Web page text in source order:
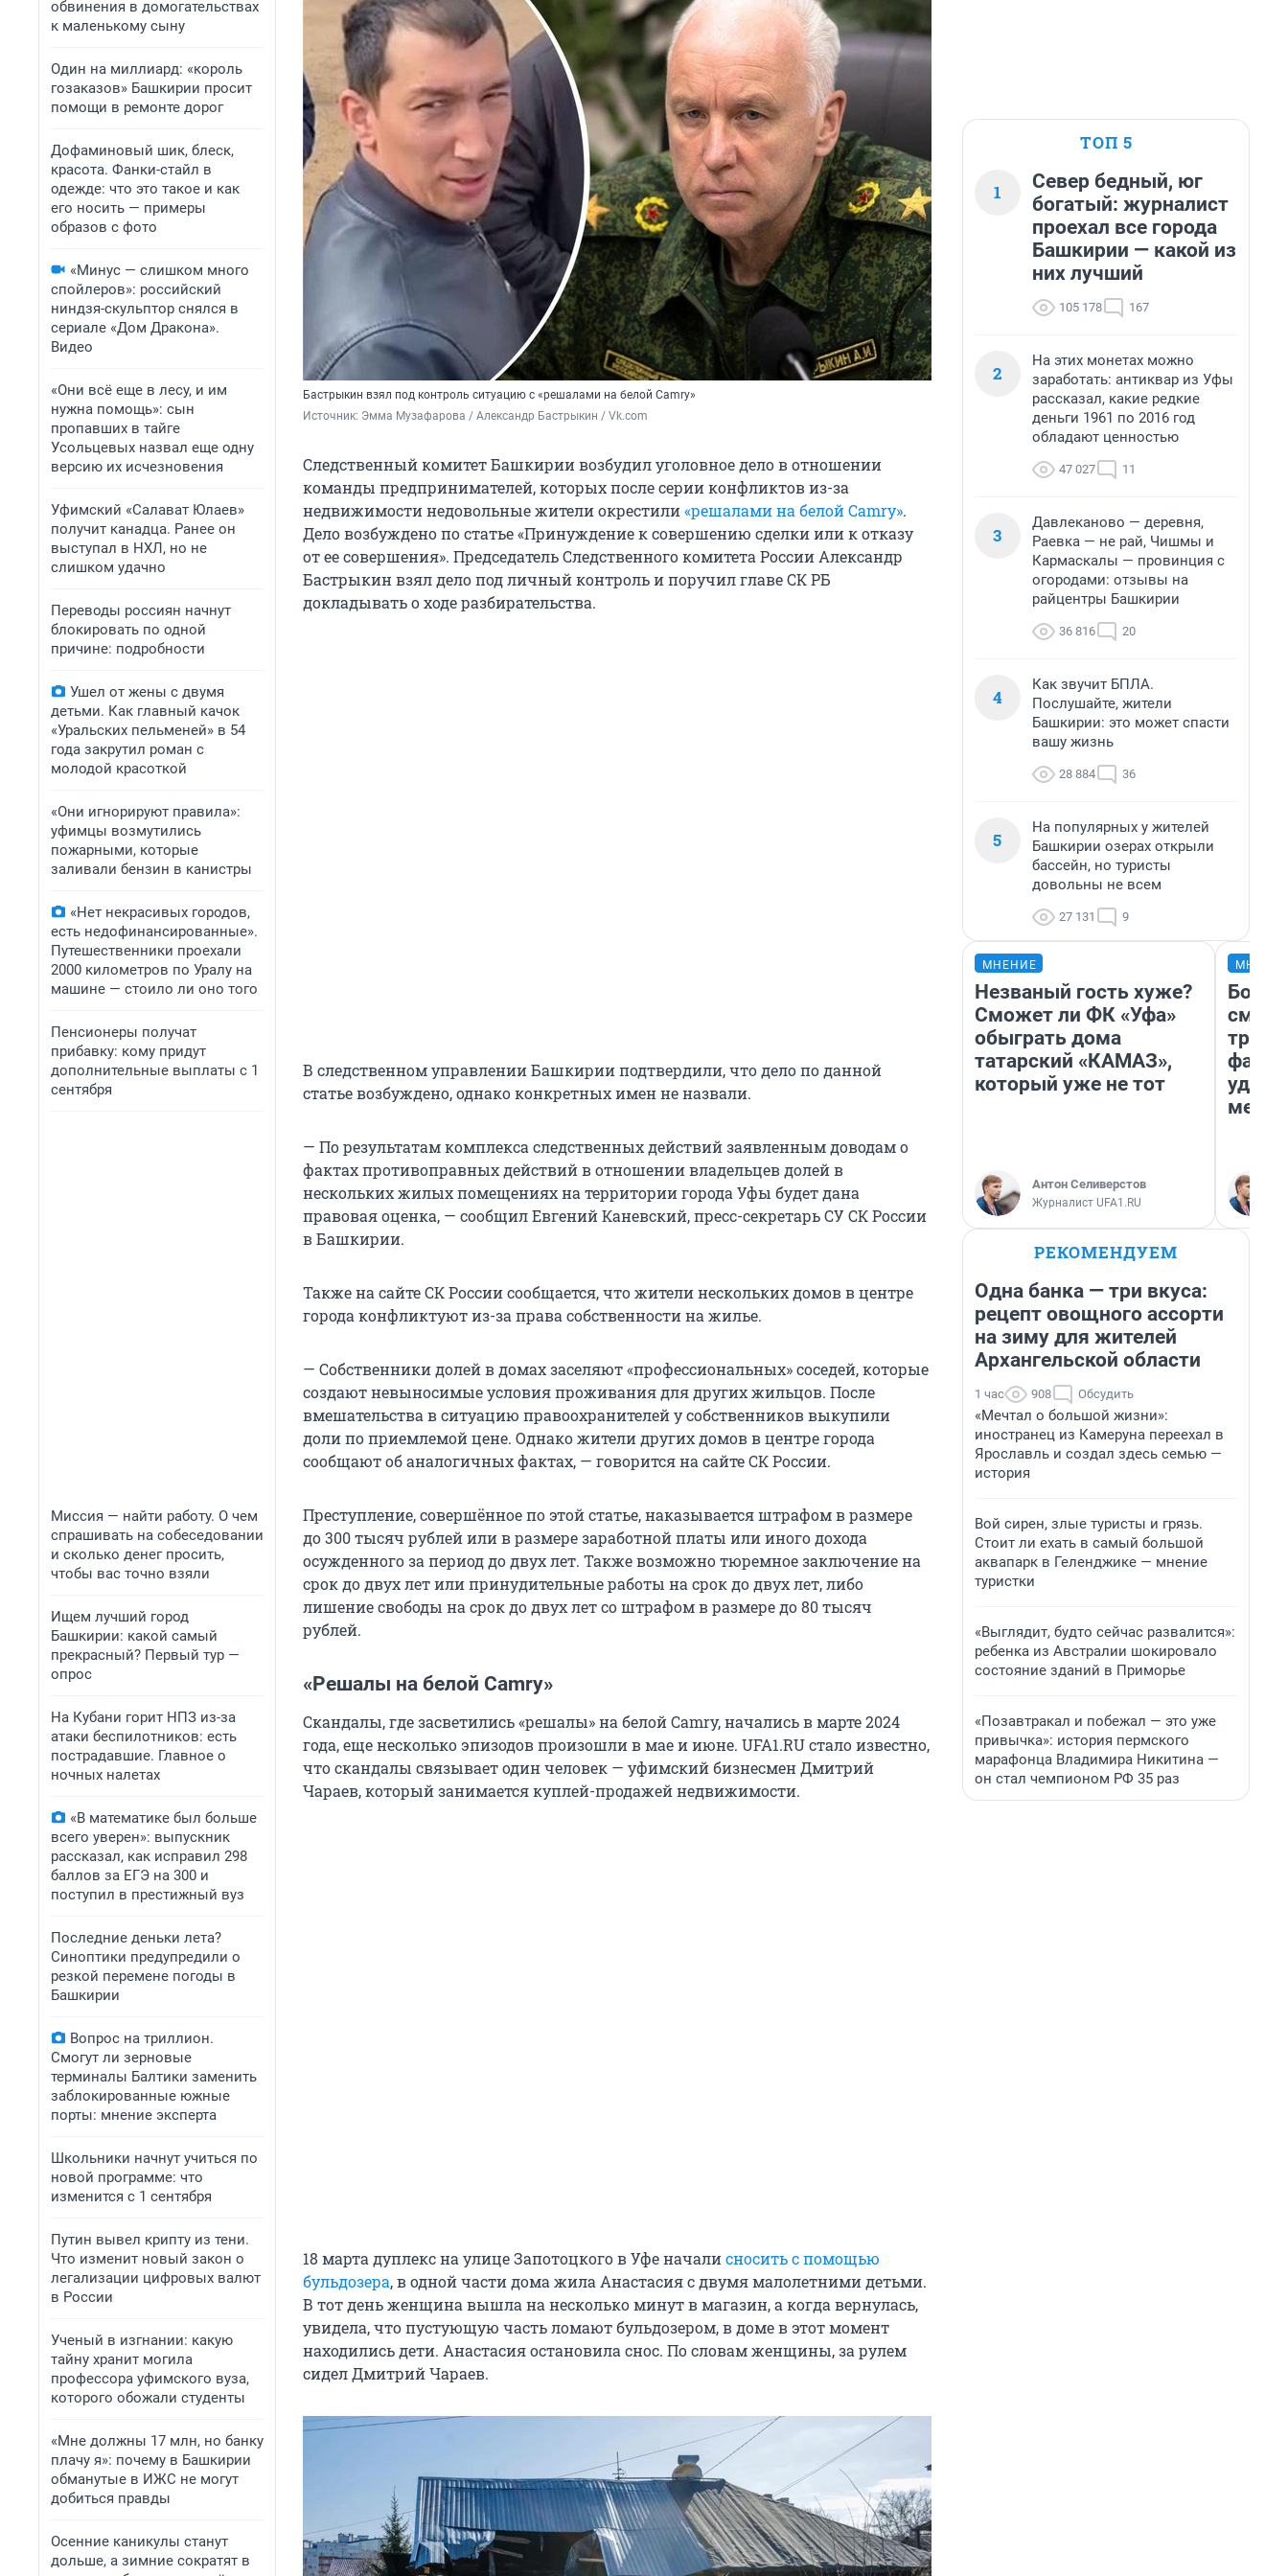
обвинения в домогательствах
к маленькому сыну
Один на миллиард: «король
гозаказов» Башкирии просит
помощи в ремонте дорог
Дофаминовый шик, блеск,
красота. Фанки-стайл в
одежде: что это такое и как
его носить — примеры
образов с фото
«Минус — слишком много
спойлеров»: российский
ниндзя-скульптор снялся в
сериале «Дом Дракона».
Видео
«Они всё еще в лесу, и им
нужна помощь»: сын
пропавших в тайге
Усольцевых назвал еще одну
версию их исчезновения
Уфимский «Салават Юлаев»
получит канадца. Ранее он
выступал в НХЛ, но не
слишком удачно
Переводы россиян начнут
блокировать по одной
причине: подробности
Ушел от жены с двумя
детьми. Как главный качок
«Уральских пельменей» в 54
года закрутил роман с
молодой красоткой
«Они игнорируют правила»:
уфимцы возмутились
пожарными, которые
заливали бензин в канистры
«Нет некрасивых городов,
есть недофинансированные».
Путешественники проехали
2000 километров по Уралу на
машине — стоило ли оно того
Пенсионеры получат
прибавку: кому придут
дополнительные выплаты с 1
сентября
Миссия — найти работу. О чем
спрашивать на собеседовании
и сколько денег просить,
чтобы вас точно взяли
Ищем лучший город
Башкирии: какой самый
прекрасный? Первый тур —
опрос
На Кубани горит НПЗ из-за
атаки беспилотников: есть
пострадавшие. Главное о
ночных налетах
«В математике был больше
всего уверен»: выпускник
рассказал, как исправил 298
баллов за ЕГЭ на 300 и
поступил в престижный вуз
Последние деньки лета?
Синоптики предупредили о
резкой перемене погоды в
Башкирии
Вопрос на триллион.
Смогут ли зерновые
терминалы Балтики заменить
заблокированные южные
порты: мнение эксперта
Школьники начнут учиться по
новой программе: что
изменится с 1 сентября
Путин вывел крипту из тени.
Что изменит новый закон о
легализации цифровых валют
в России
Ученый в изгнании: какую
тайну хранит могила
профессора уфимского вуза,
которого обожали студенты
«Мне должны 17 млн, но банку
плачу я»: почему в Башкирии
обманутые в ИЖС не могут
добиться правды
Осенние каникулы станут
дольше, а зимние сократят в
Бастрыкин взял под контроль ситуацию с «решалами на белой Camry»
Источник: Эмма Музафарова / Александр Бастрыкин / Vk.com
Следственный комитет Башкирии возбудил уголовное дело в отношении
команды предпринимателей, которых после серии конфликтов из-за
недвижимости недовольные жители окрестили«решалами на белой Camry».
Дело возбуждено по статье «Принуждение к совершению сделки или к отказу
от ее совершения». Председатель Следственного комитета России Александр
Бастрыкин взял дело под личный контроль и поручил главе СК РБ
докладывать о ходе разбирательства.
В следственном управлении Башкирии подтвердили, что дело по данной
статье возбуждено, однако конкретных имен не назвали.
— По результатам комплекса следственных действий заявленным доводам о
фактах противоправных действий в отношении владельцев долей в
нескольких жилых помещениях на территории города Уфы будет дана
правовая оценка, — сообщил Евгений Каневский, пресс-секретарь СУ СК России
в Башкирии.
Также на сайте СК России сообщается, что жители нескольких домов в центре
города конфликтуют из-за права собственности на жилье.
— Собственники долей в домах заселяют «профессиональных» соседей, которые
создают невыносимые условия проживания для других жильцов. После
вмешательства в ситуацию правоохранителей у собственников выкупили
доли по приемлемой цене. Однако жители других домов в центре города
сообщают об аналогичных фактах, — говорится на сайте СК России.
Преступление, совершённое по этой статье, наказывается штрафом в размере
до 300 тысяч рублей или в размере заработной платы или иного дохода
осужденного за период до двух лет. Также возможно тюремное заключение на
срок до двух лет или принудительные работы на срок до двух лет, либо
лишение свободы на срок до двух лет со штрафом в размере до 80 тысяч
рублей.
«Решалы на белой Camry»
Скандалы, где засветились «решалы» на белой Camry, начались в марте 2024
года, еще несколько эпизодов произошли в мае и июне. UFA1.RU стало известно,
что скандалы связывает один человек — уфимский бизнесмен Дмитрий
Чараев, который занимается куплей-продажей недвижимости.
18 марта дуплекс на улице Запотоцкого в Уфе началисносить с помощью
бульдозера, в одной части дома жила Анастасия с двумя малолетними детьми.
В тот день женщина вышла на несколько минут в магазин, а когда вернулась,
увидела, что пустующую часть ломают бульдозером, в доме в этот момент
находились дети. Анастасия остановила снос. По словам женщины, за рулем
сидел Дмитрий Чараев.
ТОП 5
1
Север бедный, юг
богатый: журналист
проехал все города
Башкирии — какой из
них лучший
105 178 167
2
На этих монетах можно
заработать: антиквар из Уфы
рассказал, какие редкие
деньги 1961 по 2016 год
обладают ценностью
47 027 11
3
Давлеканово — деревня,
Раевка — не рай, Чишмы и
Кармаскалы — провинция с
огородами: отзывы на
райцентры Башкирии
36 816 20
4
Как звучит БПЛА.
Послушайте, жители
Башкирии: это может спасти
вашу жизнь
28 884 36
5
На популярных у жителей
Башкирии озерах открыли
бассейн, но туристы
довольны не всем
27 131 9
МНЕНИЕ
Незваный гость хуже?
Сможет ли ФК «Уфа»
обыграть дома
татарский «КАМАЗ»,
который уже не тот
Антон Селиверстов
Журналист UFA1.RU
месте
РЕКОМЕНДУЕМ
Одна банка — три вкуса:
рецепт овощного ассорти
на зиму для жителей
Архангельской области
1 час 908 Обсудить
«Мечтал о большой жизни»:
иностранец из Камеруна переехал в
Ярославль и создал здесь семью —
история
Вой сирен, злые туристы и грязь.
Стоит ли ехать в самый большой
аквапарк в Геленджике — мнение
туристки
«Выглядит, будто сейчас развалится»:
ребенка из Австралии шокировало
состояние зданий в Приморье
«Позавтракал и побежал — это уже
привычка»: история пермского
марафонца Владимира Никитина —
он стал чемпионом РФ 35 раз